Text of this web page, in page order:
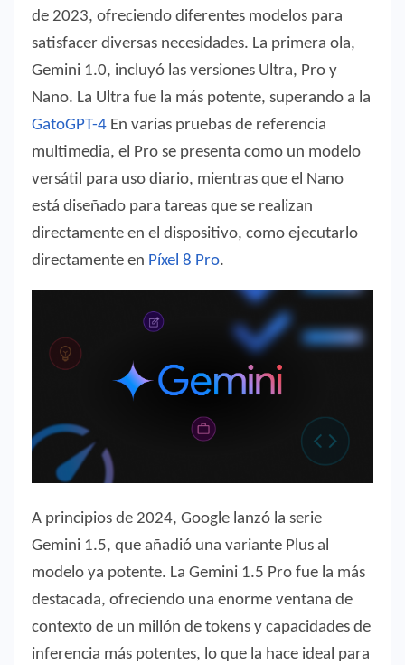
de 2023, ofreciendo diferentes modelos para
satisfacer diversas necesidades. La primera ola,
Gemini 1.0, incluyó las versiones Ultra, Pro y
Nano. La Ultra fue la más potente, superando a la
GatoGPT-4 En varias pruebas de referencia
multimedia, el Pro se presenta como un modelo
versátil para uso diario, mientras que el Nano
está diseñado para tareas que se realizan
directamente en el dispositivo, como ejecutarlo
directamente en Píxel 8 Pro.
A principios de 2024, Google lanzó la serie
Gemini 1.5, que añadió una variante Plus al
modelo ya potente. La Gemini 1.5 Pro fue la más
destacada, ofreciendo una enorme ventana de
contexto de un millón de tokens y capacidades de
inferencia más potentes, lo que la hace ideal para